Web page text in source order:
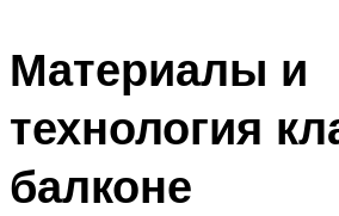
Материалы и
технология
балконе